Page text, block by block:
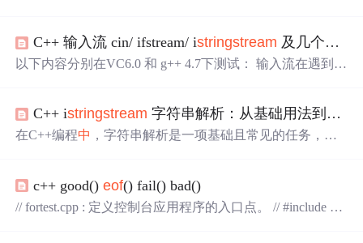
据一样。可以使用 good()、eof()、fail()、bad() 等函数来检
查流的状态，以确保数据提取的正确性。在提取数据后，
C++ 输入流 cin/ ifstream/ istringstream 及几个相关函数在遇到文件结束符
以下内容分别在VC6.0 和 g++ 4.7下测试： 输入流在遇到文
clude #include #include using namespace std; int main() { i st
ringstreamistr("loveyou");
C++ istringstream 字符串解析：从基础用法到高级实战技巧
在C++编程中 ，字符串解析是一项基础且常见的任务，涉
入源，通过格式化提取操作实现数据转换。这项技术的价
值在于提供了类型安全、标准化的解析方式，避免了手动
c++ good()eof() fail() bad()
// fortest.cpp : 定义控制台应用程序的入口点。 // #include "st